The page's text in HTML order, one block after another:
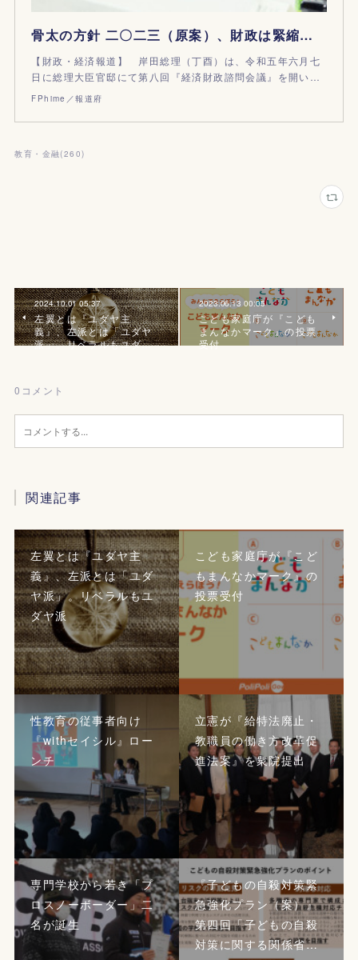
骨太の方針 二〇二三（原案）、財政は緊縮か拡大か？｜第八回『経済財政諮問会議』
【財政・経済報道】 岸田総理（丁酉）は、令和五年六月七
日に総理大臣官邸にて第八回『経済財政諮問会議』を開い…
FPhime／報道府
教育・金融(260)
2024.10.01 05:37
左翼とは『ユダヤ主
義』、左派とは「ユダヤ
派」。リベラルもユダ…
2023.06.13 00:05
こども家庭庁が『こども
まんなかマーク』の投票
受付
0 コメント
関連記事
左翼とは『ユダヤ主
義』、左派とは「ユダ
ヤ派」。リベラルもユ
ダヤ派
こども家庭庁が『こど
もまんなかマーク』の
投票受付
性教育の従事者向け
『withセイシル』ロー
ンチ
立憲が『給特法廃止・
教職員の働き方改革促
進法案』を衆院提出
専門学校から若き「プ
ロスノーボーダー」二
名が誕生
『子どもの自殺対策緊
急強化プラン（案）』
第四回「子どもの自殺
対策に関する関係省…